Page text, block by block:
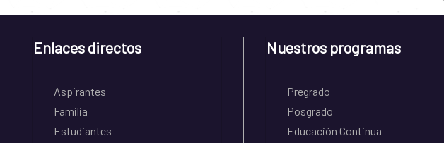
Enlaces directos
Aspirantes
Familia
Estudiantes
Nuestros programas
Pregrado
Posgrado
Educación Continua